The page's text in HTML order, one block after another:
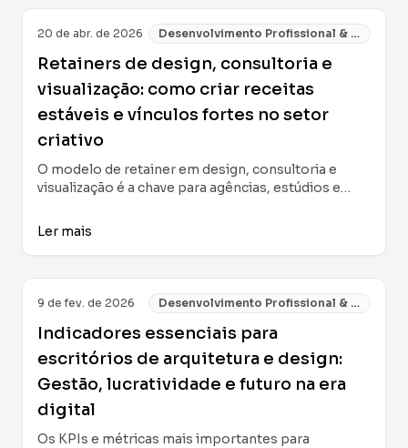
do imóvel em 2025.
20 de abr. de 2026 Desenvolvimento Profissional & Negócios
Retainers de design, consultoria e
visualização: como criar receitas
estáveis e vínculos fortes no setor
criativo
O modelo de retainer em design, consultoria e
visualização é a chave para agências, estúdios e
estabilidade financeira e parcerias duradouras nos
estruturá-lo, vendê-lo e integrá-lo às tecnologias
mais recentes para potencializar seu valor real.
Ler mais
9 de fev. de 2026 Desenvolvimento Profissional & Negócios
Indicadores essenciais para
escritórios de arquitetura e design:
Gestão, lucratividade e futuro na era
digital
Os KPIs e métricas mais importantes para